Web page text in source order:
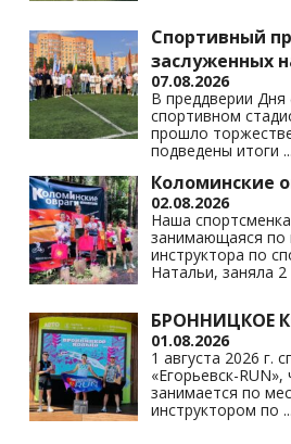
Спортивный
заслуженных
07.08.2026
В преддверии Дня
спортивном
прошло
подведены итоги ...
Коломинские
02.08.2026
Наша
занимающаяся по
инструктора по
Натальи, заняла 2
БРОННИЦКОЕ
01.08.2026
1 августа 2026 г.
«Егорьевск-
занимается по
инструктором по ...